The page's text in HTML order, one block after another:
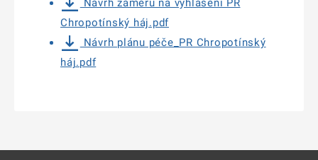
Návrh záměru na vyhlášení PR
Chropotínský háj.pdf
Návrh plánu péče_PR Chropotínský
háj.pdf